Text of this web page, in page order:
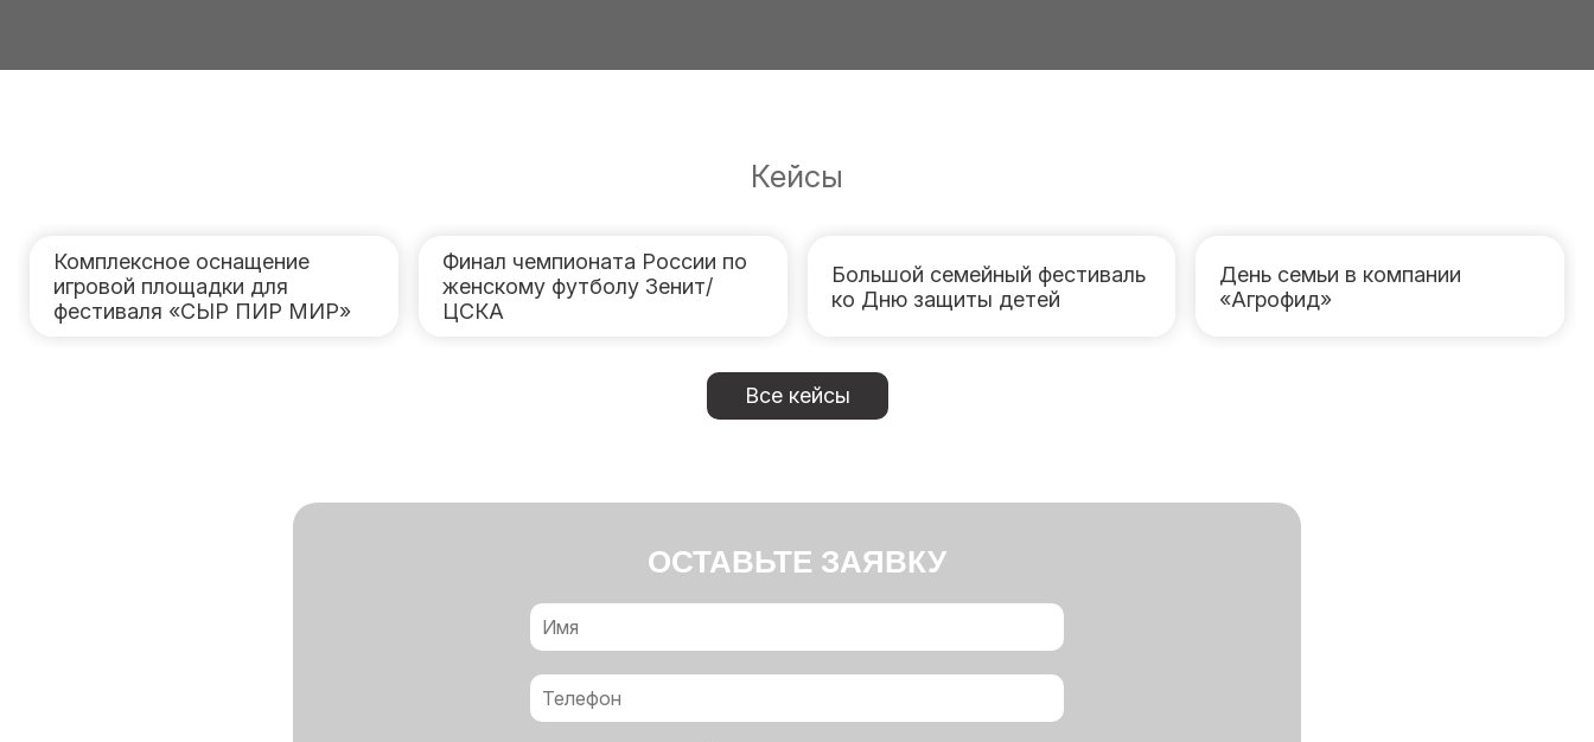
Кейсы
Комплексное оснащение
игровой площадки для
фестиваля «СЫР ПИР МИР»
Финал чемпионата России по
женскому футболу Зенит/
ЦСКА
Большой семейный фестиваль
ко Дню защиты детей
День семьи в компании
«Агрофид»
Все кейсы
ОСТАВЬТЕ ЗАЯВКУ